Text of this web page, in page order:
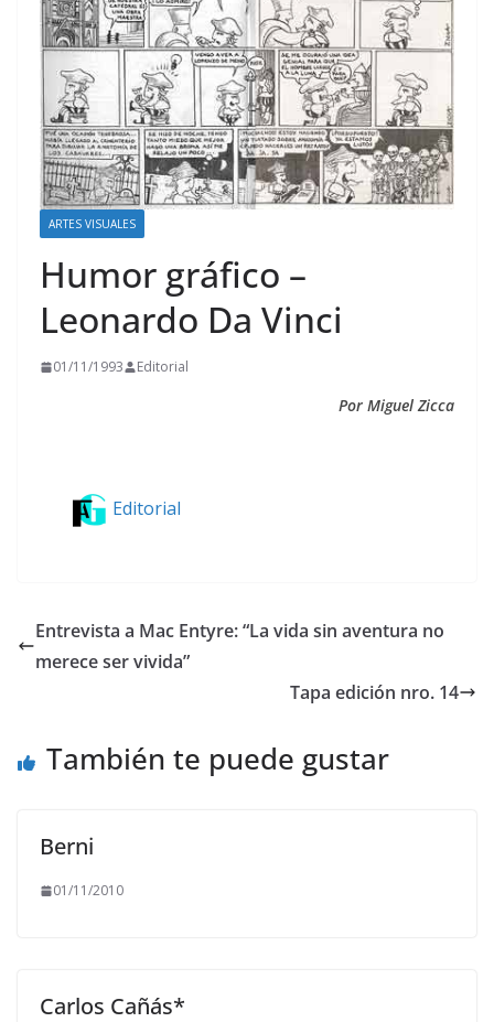
ARTES VISUALES
Humor gráfico –
Leonardo Da Vinci
01/11/1993 Editorial
Por Miguel Zicca
Editorial
Entrevista a Mac Entyre: “La vida sin aventura no
merece ser vivida”
Tapa edición nro. 14
También te puede gustar
Berni
01/11/2010
Carlos Cañás*